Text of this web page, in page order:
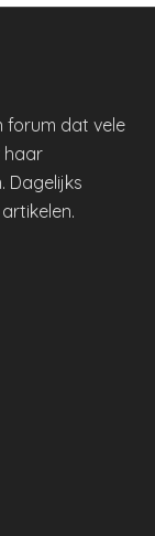
forum dat vele
haar
Dagelijks